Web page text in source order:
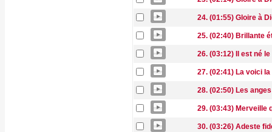
24. (01:55) Gloire à
25. (02:40) Brillante
26. (03:12) Il est né
27. (02:41) La voici
28. (02:50) Les
29. (03:43) Merveille
30. (03:26) Adeste